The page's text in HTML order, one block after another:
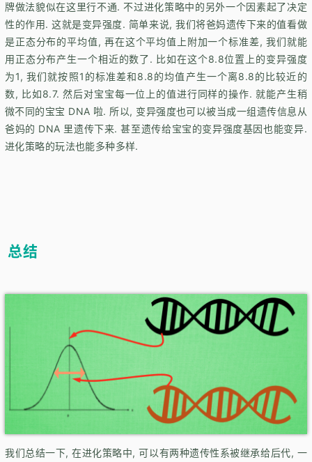
牌做法貌似在这里行不通. 不过进化策略中的另外一个因素起了决定
性的作用. 这就是变异强度. 简单来说, 我们将爸妈遗传下来的值看做
是正态分布的平均值, 再在这个平均值上附加一个标准差, 我们就能
用正态分布产生一个相近的数了. 比如在这个8.8位置上的变异强度
为1, 我们就按照1的标准差和8.8的均值产生一个离8.8的比较近的
数, 比如8.7. 然后对宝宝每一位上的值进行同样的操作. 就能产生稍
微不同的宝宝 DNA 啦. 所以, 变异强度也可以被当成一组遗传信息从
爸妈的 DNA 里遗传下来. 甚至遗传给宝宝的变异强度基因也能变异.
进化策略的玩法也能多种多样.
总结
我们总结一下, 在进化策略中, 可以有两种遗传性系被继承给后代, 一